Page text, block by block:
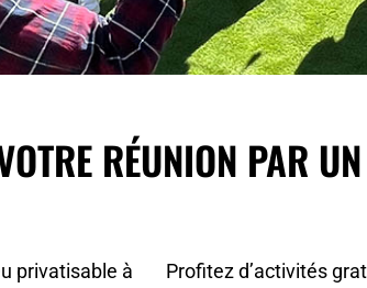
RÉUNION PAR
privatisable à
Profitez d’activités